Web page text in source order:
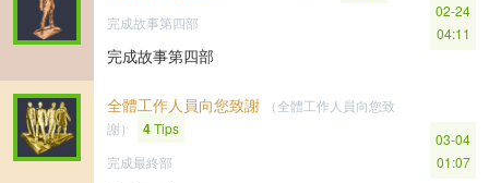
完成故事第四部
完成故事第四部
02-24
04:11
全體工作人員向您致謝
（全體工作人員向您致
謝）
4Tips
完成最終部
03-04
01:07